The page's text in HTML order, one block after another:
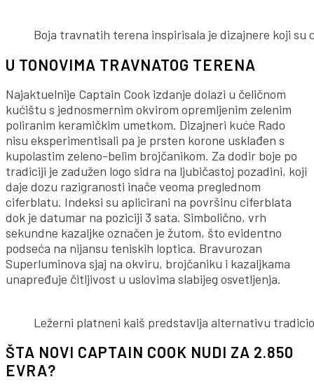
Boja travnatih terena inspirisala je dizajnere koji
U TONOVIMA TRAVNATOG TERENA
Najaktuelnije Captain Cook izdanje dolazi u čeličnom
kućištu s jednosmernim okvirom opremljenim zelenim
poliranim keramičkim umetkom. Dizajneri kuće Rado
nisu eksperimentisali pa je prsten korone usklađen s
kupolastim zeleno-belim brojčanikom. Za dodir boje po
tradiciji je zadužen logo sidra na ljubičastoj pozadini, koji
daje dozu razigranosti inače veoma preglednom
ciferblatu. Indeksi su aplicirani na površinu ciferblata
dok je datumar na poziciji 3 sata. Simbolično, vrh
sekundne kazaljke označen je žutom, što evidentno
podseća na nijansu teniskih loptica. Bravurozan
Superluminova sjaj na okviru, brojčaniku i kazaljkama
unapređuje čitljivost u uslovima slabijeg osvetljenja.
Ležerni platneni kaiš predstavlja alternativu
ŠTA NOVI CAPTAIN COOK NUDI ZA 2.850
EVRA?